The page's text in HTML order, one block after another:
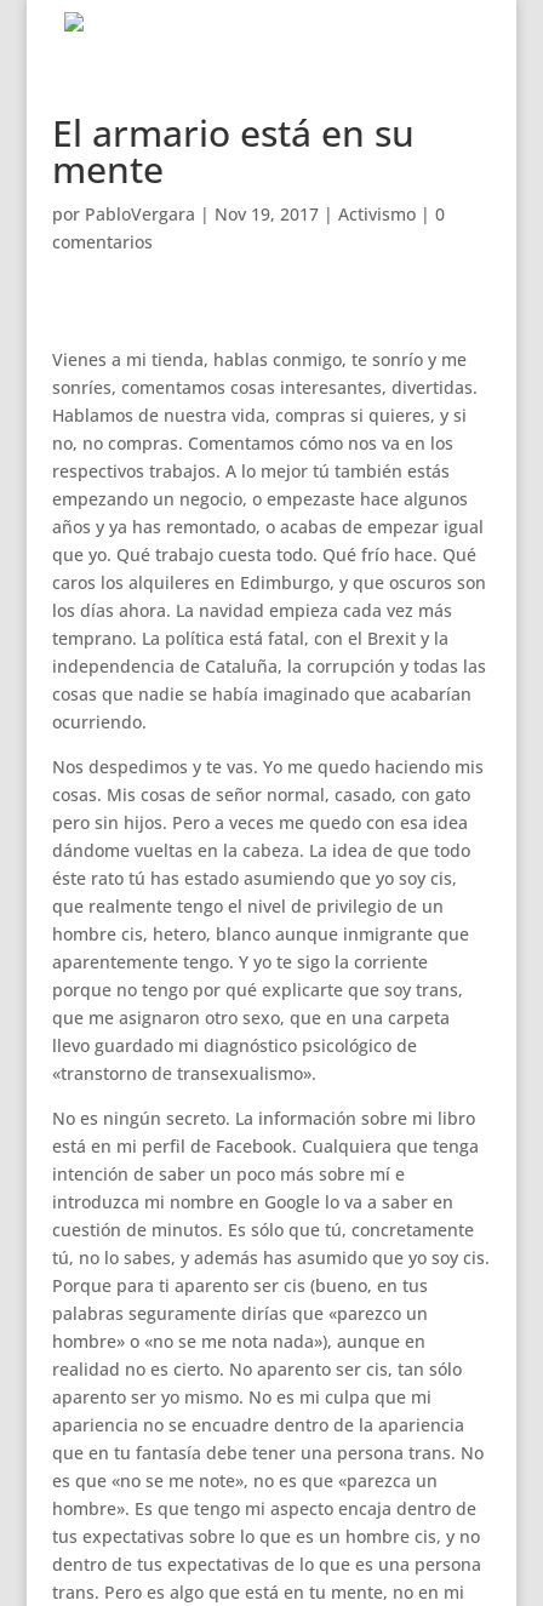
El armario está en su
mente
por PabloVergara | Nov 19, 2017| Activismo| 0
comentarios
Vienes a mi tienda, hablas conmigo, te sonrío y me
sonríes, comentamos cosas interesantes, divertidas.
Hablamos de nuestra vida, compras si quieres, y si
no, no compras. Comentamos cómo nos va en los
respectivos trabajos. A lo mejor tú también estás
empezando un negocio, o empezaste hace algunos
años y ya has remontado, o acabas de empezar igual
que yo. Qué trabajo cuesta todo. Qué frío hace. Qué
caros los alquileres en Edimburgo, y que oscuros son
los días ahora. La navidad empieza cada vez más
temprano. La política está fatal, con el Brexit y la
independencia de Cataluña, la corrupción y todas las
cosas que nadie se había imaginado que acabarían
ocurriendo.
Nos despedimos y te vas. Yo me quedo haciendo mis
cosas. Mis cosas de señor normal, casado, con gato
pero sin hijos. Pero a veces me quedo con esa idea
dándome vueltas en la cabeza. La idea de que todo
éste rato tú has estado asumiendo que yo soy cis,
que realmente tengo el nivel de privilegio de un
hombre cis, hetero, blanco aunque inmigrante que
aparentemente tengo. Y yo te sigo la corriente
porque no tengo por qué explicarte que soy trans,
que me asignaron otro sexo, que en una carpeta
llevo guardado mi diagnóstico psicológico de
«transtorno de transexualismo».
No es ningún secreto. La información sobre mi libro
está en mi perfil de Facebook. Cualquiera que tenga
intención de saber un poco más sobre mí e
introduzca mi nombre en Google lo va a saber en
cuestión de minutos. Es sólo que tú, concretamente
tú, no lo sabes, y además has asumido que yo soy cis.
Porque para ti aparento ser cis (bueno, en tus
palabras seguramente dirías que «parezco un
hombre» o «no se me nota nada»), aunque en
realidad no es cierto. No aparento ser cis, tan sólo
aparento ser yo mismo. No es mi culpa que mi
apariencia no se encuadre dentro de la apariencia
que en tu fantasía debe tener una persona trans. No
es que «no se me note», no es que «parezca un
hombre». Es que tengo mi aspecto encaja dentro de
tus expectativas sobre lo que es un hombre cis, y no
dentro de tus expectativas de lo que es una persona
trans. Pero es algo que está en tu mente, no en mi